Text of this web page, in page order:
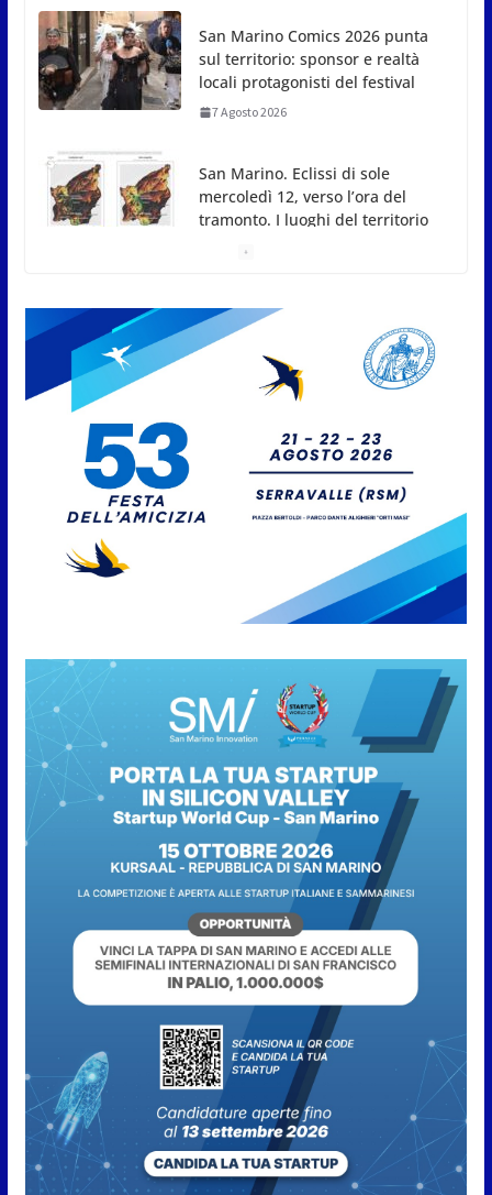
San Marino. Eclissi di sole
mercoledì 12, verso l’ora del
tramonto. I luoghi del territorio
San Marino, stop agli
salate
7 Agosto 2026
Caccuri celebra Roberto Sergio:
della città e premio alla carriera
7 Agosto 2026
partnership tra FIFA+ e DAZN